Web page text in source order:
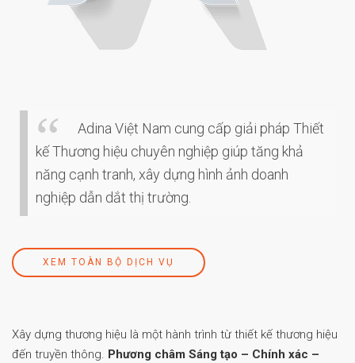
Adina Việt Nam cung cấp giải pháp Thiết
kế Thương hiệu chuyên nghiệp giúp tăng khả
năng cạnh tranh, xây dựng hình ảnh doanh
nghiệp dẫn dắt thị trường.
XEM TOÀN BỘ DỊCH VỤ
Xây dựng thương hiệu là một hành trình từ thiết kế thương hiệu
đến truyền thông. Phương châm Sáng tạo – Chính xác –